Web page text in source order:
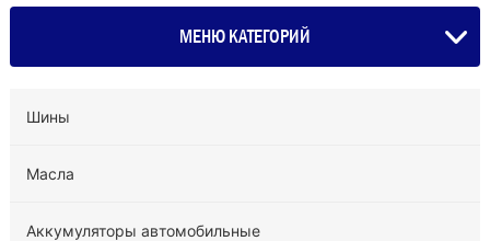
МЕНЮ КАТЕГОРИЙ
Шины
Масла
Аккумуляторы автомобильные